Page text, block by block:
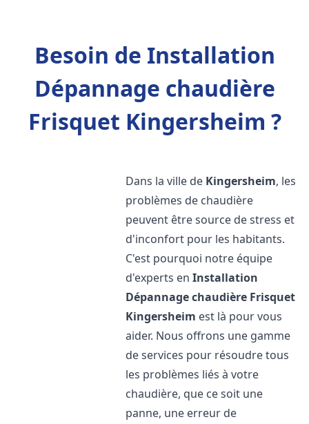
Besoin de Installation
Dépannage chaudière
Frisquet Kingersheim ?
Dans la ville de Kingersheim, les
problèmes de chaudière
peuvent être source de stress et
d'inconfort pour les habitants.
C'est pourquoi notre équipe
d'experts enInstallation
Dépannage chaudière Frisquet
Kingersheim est là pour vous
aider. Nous offrons une gamme
de services pour résoudre tous
les problèmes liés à votre
chaudière, que ce soit une
panne, une erreur de